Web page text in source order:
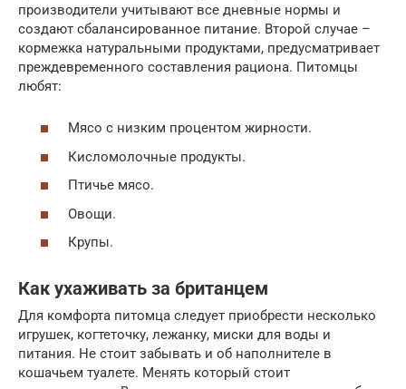
производители учитывают все дневные нормы и
создают сбалансированное питание. Второй случае –
кормежка натуральными продуктами, предусматривает
преждевременного составления рациона. Питомцы
любят:
Мясо с низким процентом жирности.
Кисломолочные продукты.
Птичье мясо.
Овощи.
Крупы.
Как ухаживать за британцем
Для комфорта питомца следует приобрести несколько
игрушек, когтеточку, лежанку, миски для воды и
питания. Не стоит забывать и об наполнителе в
кошачьем туалете. Менять который стоит